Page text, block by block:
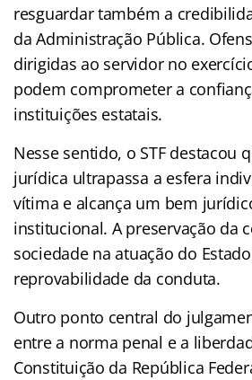
resguardar também a
da Administração Pública.
dirigidas ao servidor no
podem comprometer a
instituições estatais.
Nesse sentido, o STF destacou
jurídica ultrapassa a esfera
vítima e alcança um bem
institucional. A preservação da
sociedade na atuação do
reprovabilidade da conduta.
Outro ponto central do
entre a norma penal e a
Constituição da República